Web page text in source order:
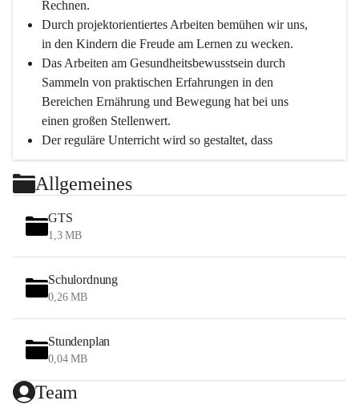
Rechnen.
Durch projektorientiertes Arbeiten bemühen wir uns,
in den Kindern die Freude am Lernen zu wecken.
Das Arbeiten am Gesundheitsbewusstsein durch
Sammeln von praktischen Erfahrungen in den
Bereichen Ernährung und Bewegung hat bei uns
einen großen Stellenwert.
Der reguläre Unterricht wird so gestaltet, dass
Bewegungseinheiten immer möglich sind.
Durch die täglichen Bewegungseinheiten können
unsere Schüler*innen in einer entspannten
Atmosphäre das Gelernte leichter verinnerlichen.
Tägliche Hofpausen an der frischen Luft bei
jeglichem Wetter (außer Regen) bieten weiter eine
tiefgreifende Erholung.
Schwerpunkte
Persönlichkeitsentwicklung
psychische Gesundheit)
Allgemeines
GTS
1,3 MB
Schulordnung
0,26 MB
Stundenplan
0,04 MB
Team